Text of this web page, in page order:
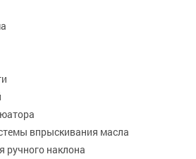
впрыскивания масла
ручного наклона